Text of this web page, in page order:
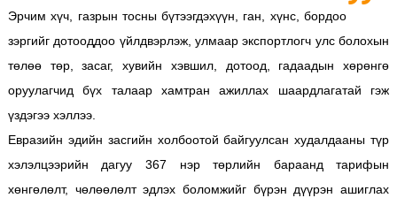
Эрчим хүч, газрын тосны бүтээгдэхүүн, ган, хүнс, бордоо
зэргийг дотооддоо үйлдвэрлэж, улмаар экспортлогч улс болохын
төлөө төр, засаг, хувийн хэвшил, дотоод, гадаадын хөрөнгө
оруулагчид бүх талаар хамтран ажиллах шаардлагатай гэж
үздэгээ хэллээ.
Евразийн эдийн засгийн холбоотой байгуулсан худалдааны түр
хэлэлцээрийн дагуу 367 нэр төрлийн бараанд тарифын
хөнгөлөлт, чөлөөлөлт эдлэх боломжийг бүрэн дүүрэн ашиглах